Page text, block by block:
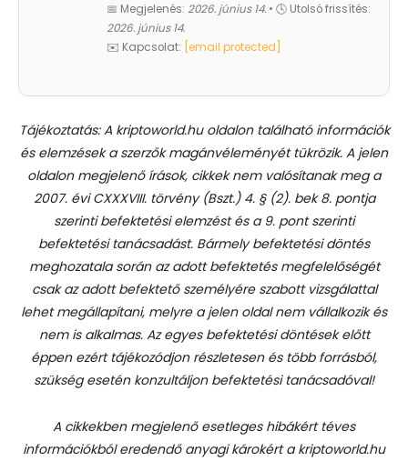
📅 Megjelenés: 2026. június 14. • 🕓 Utolsó frissítés:
2026. június 14.
✉️ Kapcsolat:
[email protected]
Tájékoztatás: A kriptoworld.hu oldalon található információk
és elemzések a szerzők magánvéleményét tükrözik. A jelen
oldalon megjelenő írások, cikkek nem valósítanak meg a
2007. évi CXXXVIII. törvény (Bszt.) 4. § (2). bek 8. pontja
szerinti befektetési elemzést és a 9. pont szerinti
befektetési tanácsadást. Bármely befektetési döntés
meghozatala során az adott befektetés megfelelőségét
csak az adott befektető személyére szabott vizsgálattal
lehet megállapítani, melyre a jelen oldal nem vállalkozik és
nem is alkalmas. Az egyes befektetési döntések előtt
éppen ezért tájékozódjon részletesen és több forrásból,
szükség esetén konzultáljon befektetési tanácsadóval!
A cikkekben megjelenő esetleges hibákért téves
információkból eredendő anyagi károkért a kriptoworld.hu